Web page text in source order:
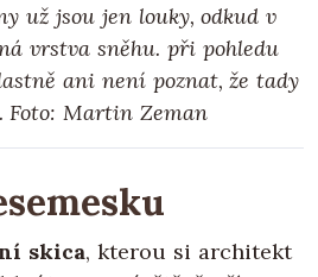
už jsou jen louky, odkud v
vrstva sněhu. při pohledu
ani není poznat, že tady
Foto: Martin Zeman
skica, kterou si architekt